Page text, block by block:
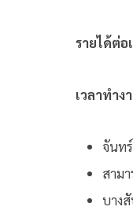
รายได้ต่
เวลาทำง
จันท
สาม
บาง